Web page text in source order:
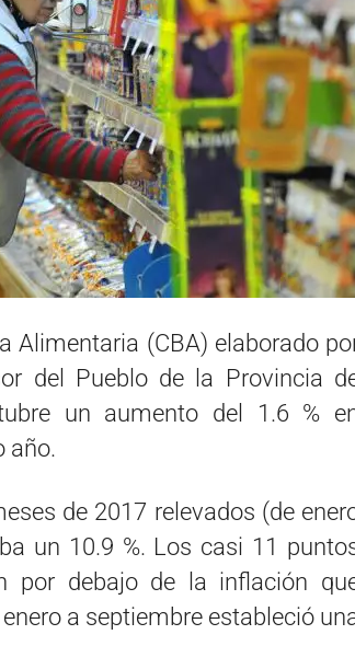
Alimentaria (CBA) elaborado
del Pueblo de la Provincia
un aumento del 1.6 %
año.
de 2017 relevados (de
un 10.9 %. Los casi 11
por debajo de la inflación
a septiembre estableció